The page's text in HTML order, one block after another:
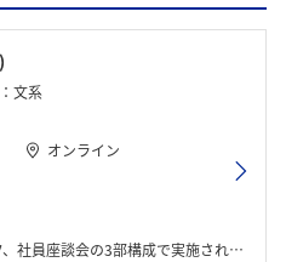
文系
オンライン
図を完成させる「要件定義」から始まり、障害物を避けるルートを策定する「設計」、実際にコマンドを入力する「実装」までの一連の工程を体験した。特に、限られた予算内で成果を出すための「QCD（品質・コスト・納期）管理」の重要性と、チームでの合意形成の難しさを実践的に学んだ。最後に先輩社員3名（開発、インフラ、オフィス支援）との座談会が行われ、具体的な業務内容やキャリアパス、温かい社風について理解を深めた。